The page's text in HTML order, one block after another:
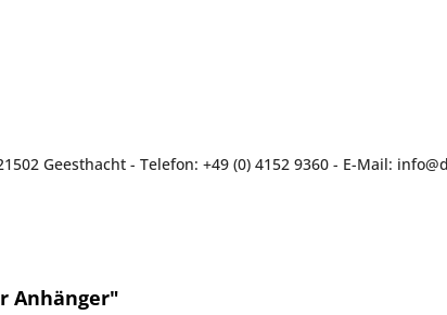
Geesthacht - Telefon: +49 (0) 4152 9360 - E-Mail:
Anhänger"